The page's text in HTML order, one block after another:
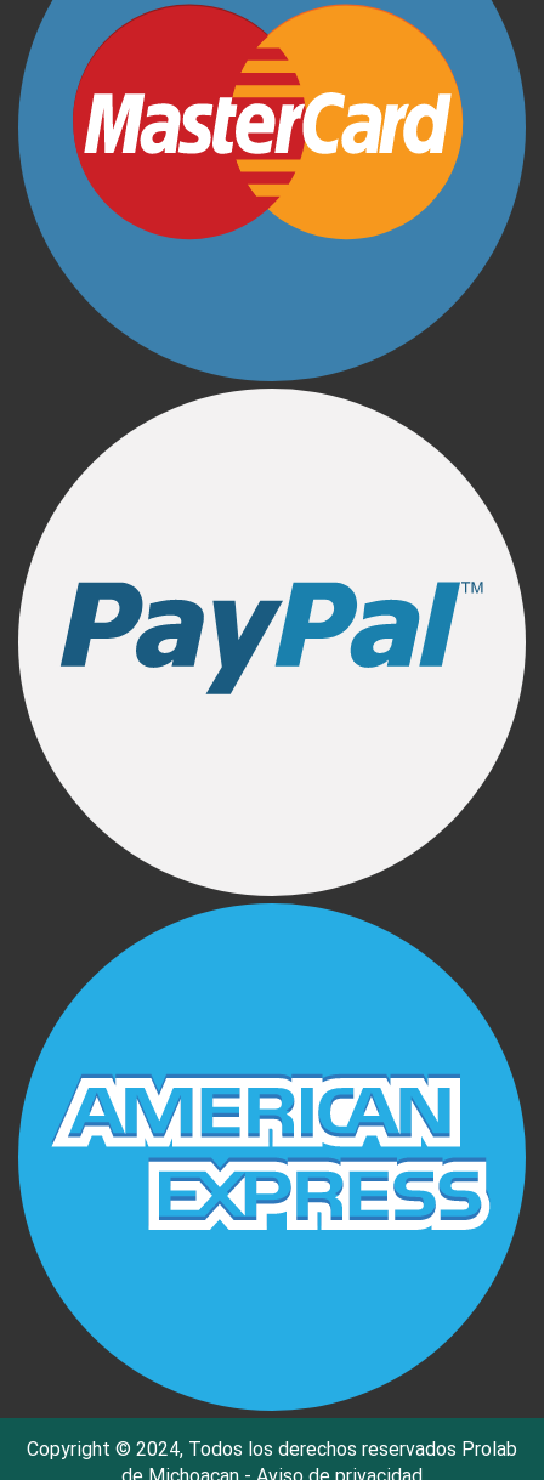
Copyright © 2024, Todos los derechos reservados Prolab